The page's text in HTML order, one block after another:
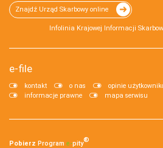
Znajdź Urząd Skarbowy online
Infolinia Krajowej Informacji
e-file
kontakt o nas opinie
informacje prawne
mapa serwisu
Pobierz Program e‑pity®